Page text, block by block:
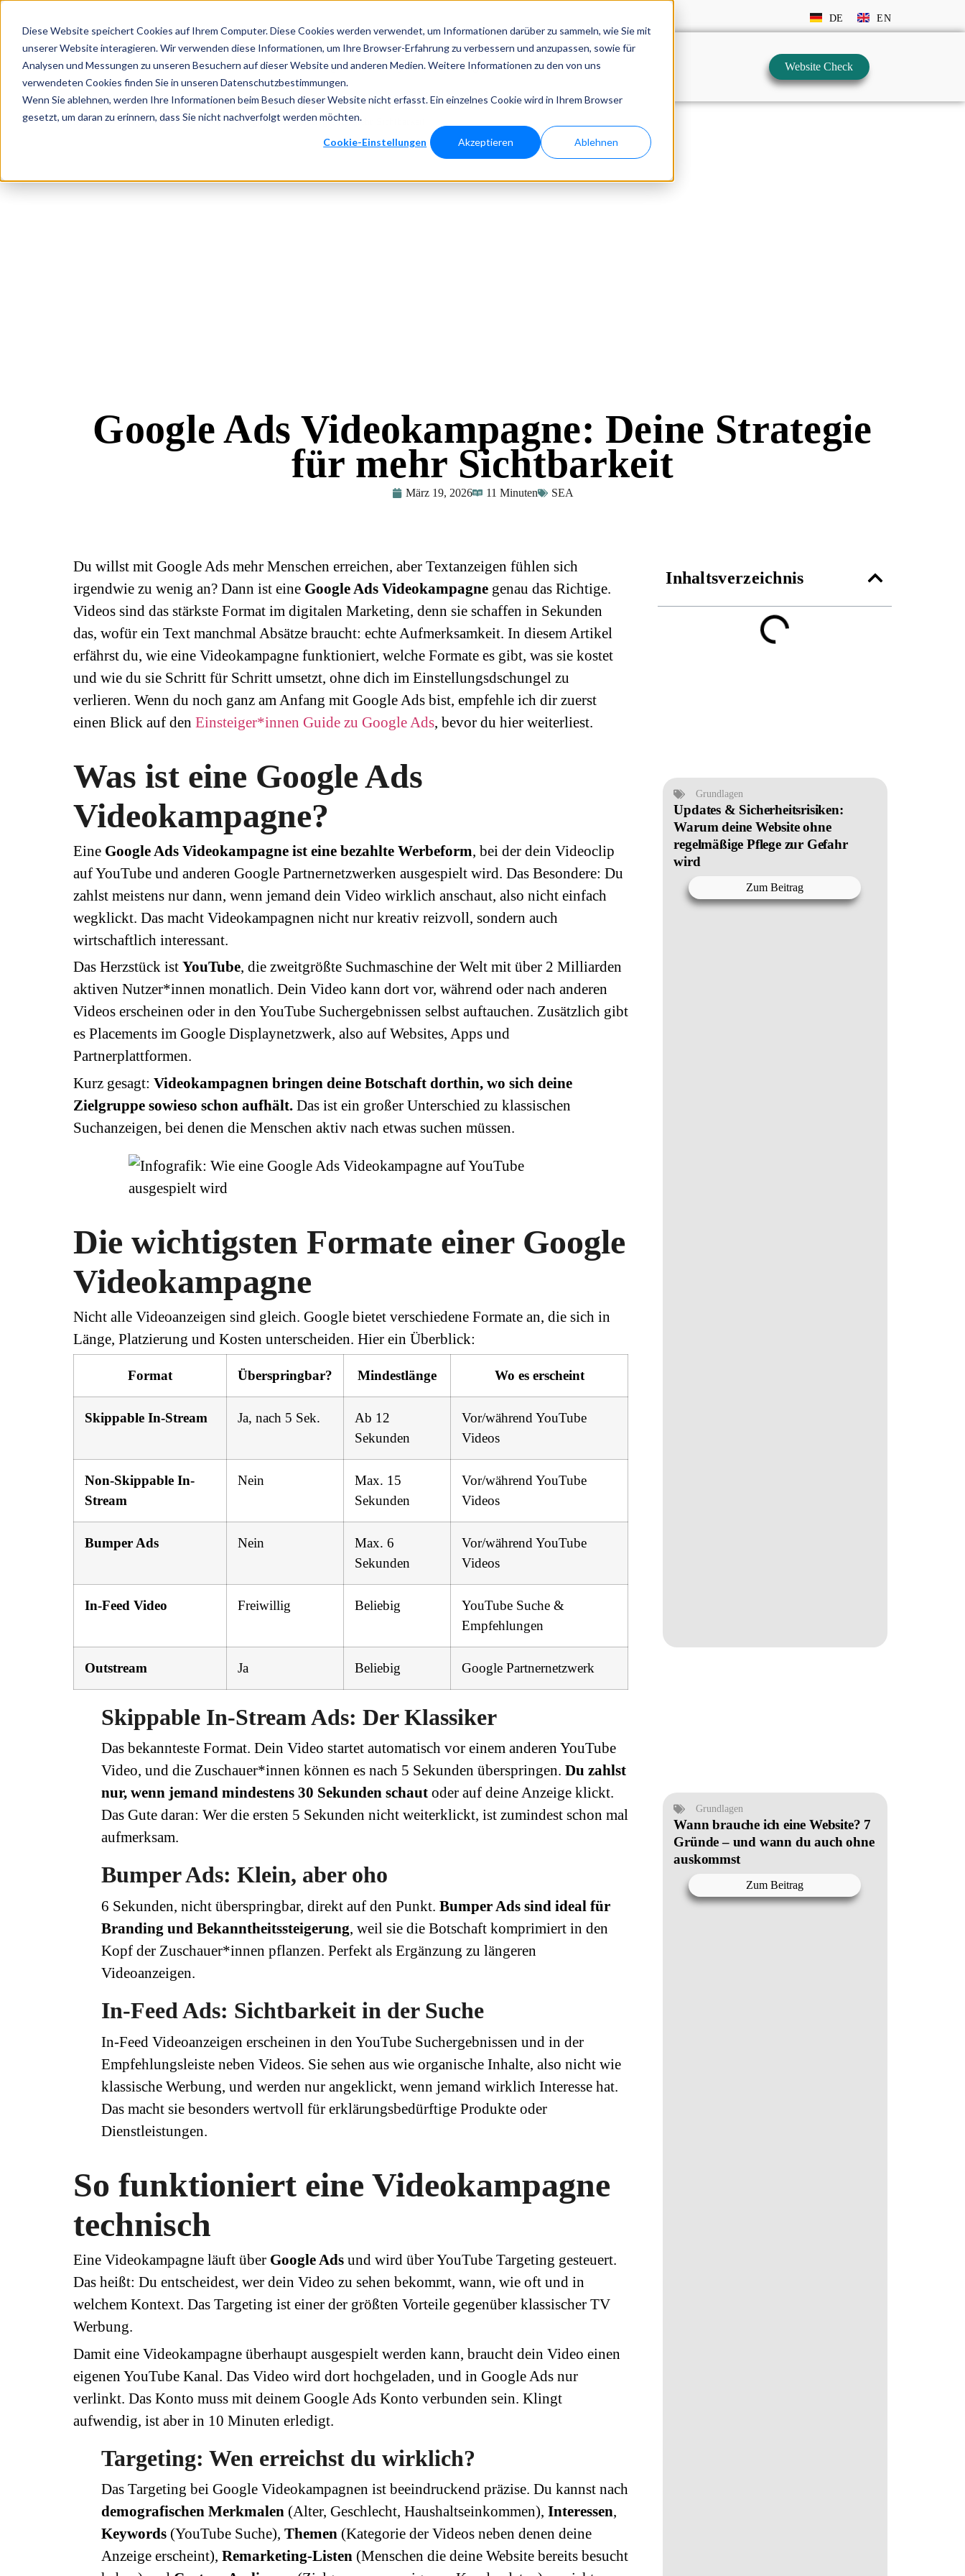
Diese Website speichert Cookies auf Ihrem Computer. Diese Cookies werden verwendet, um Informationen darüber zu sammeln, wie Sie mit
unserer Website interagieren. Wir verwenden diese Informationen, um Ihre Browser-Erfahrung zu verbessern und anzupassen, sowie für
Analysen und Messungen zu unseren Besuchern auf dieser Website und anderen Medien. Weitere Informationen zu den von uns
verwendeten Cookies finden Sie in unseren Datenschutzbestimmungen.
Wenn Sie ablehnen, werden Ihre Informationen beim Besuch dieser Website nicht erfasst. Ein einzelnes Cookie wird in Ihrem Browser
gesetzt, um daran zu erinnern, dass Sie nicht nachverfolgt werden möchten.
Cookie-Einstellungen Akzeptieren Ablehnen
DE EN
Leistungen Projekte Blog Kontakt Website Check
Startseite»Blog»Google Ads Videokampagne: Deine Strategie für mehr Sichtbarkeit
Google Ads Videokampagne: Deine Strategie
für mehr Sichtbarkeit
März 19, 2026 11 Minuten SEA
Du willst mit Google Ads mehr Menschen erreichen, aber Textanzeigen fühlen sich
irgendwie zu wenig an? Dann ist eine Google Ads Videokampagne genau das Richtige.
Videos sind das stärkste Format im digitalen Marketing, denn sie schaffen in Sekunden
das, wofür ein Text manchmal Absätze braucht: echte Aufmerksamkeit. In diesem Artikel
erfährst du, wie eine Videokampagne funktioniert, welche Formate es gibt, was sie kostet
und wie du sie Schritt für Schritt umsetzt, ohne dich im Einstellungsdschungel zu
verlieren. Wenn du noch ganz am Anfang mit Google Ads bist, empfehle ich dir zuerst
einen Blick auf den Einsteiger*innen Guide zu Google Ads, bevor du hier weiterliest.
Was ist eine Google Ads
Videokampagne?
Eine Google Ads Videokampagne ist eine bezahlte Werbeform, bei der dein Videoclip
auf YouTube und anderen Google Partnernetzwerken ausgespielt wird. Das Besondere: Du
zahlst meistens nur dann, wenn jemand dein Video wirklich anschaut, also nicht einfach
wegklickt. Das macht Videokampagnen nicht nur kreativ reizvoll, sondern auch
wirtschaftlich interessant.
Das Herzstück ist YouTube, die zweitgrößte Suchmaschine der Welt mit über 2 Milliarden
aktiven Nutzer*innen monatlich. Dein Video kann dort vor, während oder nach anderen
Videos erscheinen oder in den YouTube Suchergebnissen selbst auftauchen. Zusätzlich gibt
es Placements im Google Displaynetzwerk, also auf Websites, Apps und
Partnerplattformen.
Kurz gesagt: Videokampagnen bringen deine Botschaft dorthin, wo sich deine
Zielgruppe sowieso schon aufhält. Das ist ein großer Unterschied zu klassischen
Suchanzeigen, bei denen die Menschen aktiv nach etwas suchen müssen.
Die wichtigsten Formate einer Google
Videokampagne
Nicht alle Videoanzeigen sind gleich. Google bietet verschiedene Formate an, die sich in
Länge, Platzierung und Kosten unterscheiden. Hier ein Überblick:
Format Überspringbar? Mindestlänge Wo es erscheint
Skippable In-Stream Ja, nach 5 Sek.
Ab 12
Sekunden
Vor/während YouTube
Videos
Non-Skippable In-
Stream
Nein
Max. 15
Sekunden
Vor/während YouTube
Videos
Bumper Ads Nein
Max. 6
Sekunden
Vor/während YouTube
Videos
In-Feed Video Freiwillig Beliebig
YouTube Suche &
Empfehlungen
Outstream Ja Beliebig Google Partnernetzwerk
Skippable In-Stream Ads: Der Klassiker
Das bekannteste Format. Dein Video startet automatisch vor einem anderen YouTube
Video, und die Zuschauer*innen können es nach 5 Sekunden überspringen. Du zahlst
nur, wenn jemand mindestens 30 Sekunden schautoder auf deine Anzeige klickt.
Das Gute daran: Wer die ersten 5 Sekunden nicht weiterklickt, ist zumindest schon mal
aufmerksam.
Bumper Ads: Klein, aber oho
6 Sekunden, nicht überspringbar, direkt auf den Punkt. Bumper Ads sind ideal für
Branding und Bekanntheitssteigerung, weil sie die Botschaft komprimiert in den
Kopf der Zuschauer*innen pflanzen. Perfekt als Ergänzung zu längeren
Videoanzeigen.
In-Feed Ads: Sichtbarkeit in der Suche
In-Feed Videoanzeigen erscheinen in den YouTube Suchergebnissen und in der
Empfehlungsleiste neben Videos. Sie sehen aus wie organische Inhalte, also nicht wie
klassische Werbung, und werden nur angeklickt, wenn jemand wirklich Interesse hat.
Das macht sie besonders wertvoll für erklärungsbedürftige Produkte oder
Dienstleistungen.
So funktioniert eine Videokampagne
technisch
Eine Videokampagne läuft über Google Ads und wird über YouTube Targeting gesteuert.
Das heißt: Du entscheidest, wer dein Video zu sehen bekommt, wann, wie oft und in
welchem Kontext. Das Targeting ist einer der größten Vorteile gegenüber klassischer TV
Werbung.
Damit eine Videokampagne überhaupt ausgespielt werden kann, braucht dein Video einen
eigenen YouTube Kanal. Das Video wird dort hochgeladen, und in Google Ads nur
verlinkt. Das Konto muss mit deinem Google Ads Konto verbunden sein. Klingt
aufwendig, ist aber in 10 Minuten erledigt.
Targeting: Wen erreichst du wirklich?
Das Targeting bei Google Videokampagnen ist beeindruckend präzise. Du kannst nach
demografischen Merkmalen (Alter, Geschlecht, Haushaltseinkommen), Interessen,
Keywords(YouTube Suche), Themen (Kategorie der Videos neben denen deine
Anzeige erscheint), Remarketing-Listen (Menschen die deine Website bereits besucht
Inhaltsverzeichnis
Grundlagen
Updates & Sicherheitsrisiken:
Warum deine Website ohne
regelmäßige Pflege zur Gefahr
wird
Zum Beitrag
Grundlagen
Wann brauche ich eine Website? 7
Gründe – und wann du auch ohne
auskommst
Zum Beitrag